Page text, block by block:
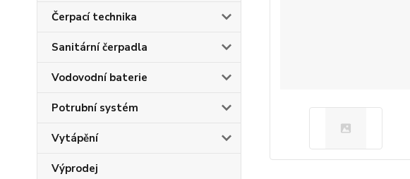
Čerpací technika
Sanitární čerpadla
Vodovodní baterie
Potrubní systém
Vytápění
Výprodej